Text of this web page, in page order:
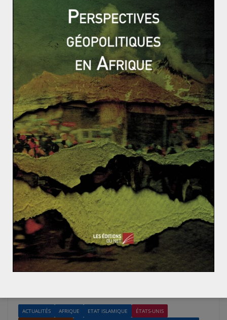
AFRIQUE AFRIQUE DE L'OUEST FRANCE
27 février 2022 0 Comments
L’heure du bilan pour l’opération Barkhane
: une relève introuvable
Annoncée depuis le mois de juin 2021, la fin de
l’opération Barkhane au Mali est désormais actée. Cette
décision intervient
Read More
ACTUALITÉS AFRIQUE ETAT ISLAMIQUE
ÉTATS-UNIS